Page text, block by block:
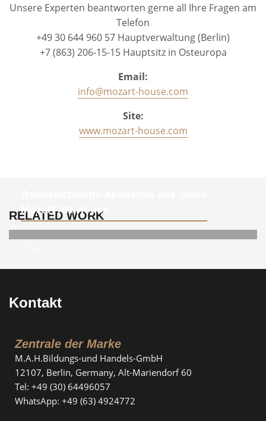
Unsere Experten beantworten gerne all Ihre Fragen am
Telefon
+49 30 644 960 57 Hauptverwaltung (Berlin)
+7 (863) 206-15-15 Hauptsitz in Osteuropa
Email:
info@mozart-house.com
Site:
www.mozart-house.com
RELATED WORK
Mozart Art House
Kontakt
Zentrale der Marke
M.A.H.Bildungs-und Handels-GmbH
12107, Berlin, Germany, Alt-Mariendorf 60
Tel: +49 (30) 64496057
WhatsApp: +49 (63) 4924772